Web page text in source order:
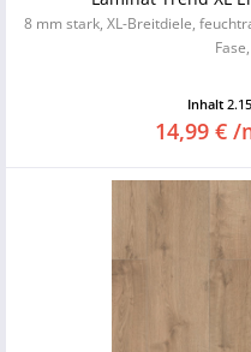
8 mm stark, XL-Breitdiele,
Inhalt
14,99 € /